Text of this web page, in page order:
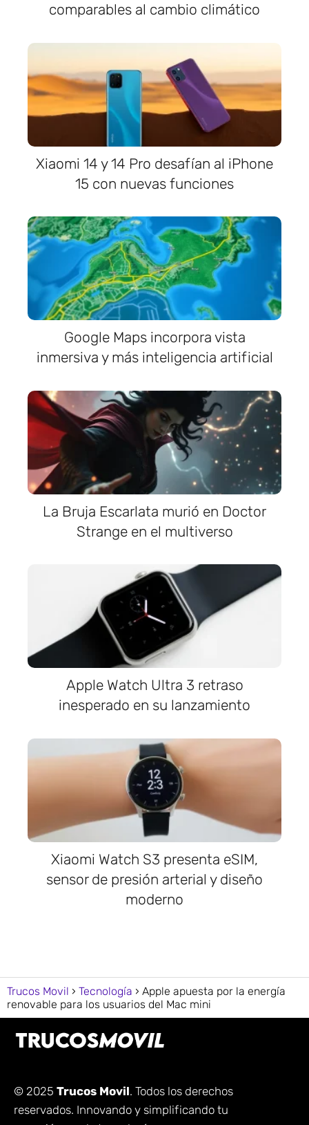
comparables al cambio climático
Xiaomi 14 y 14 Pro desafían al iPhone
15 con nuevas funciones
Google Maps incorpora vista
inmersiva y más inteligencia artificial
La Bruja Escarlata murió en Doctor
Strange en el multiverso
Apple Watch Ultra 3 retraso
inesperado en su lanzamiento
Xiaomi Watch S3 presenta eSIM,
sensor de presión arterial y diseño
moderno
Trucos Movil Tecnología
Apple apuesta por la energía
renovable para los usuarios del Mac mini
© 2025 Trucos Movil. Todos los derechos
reservados. Innovando y simplificando tu